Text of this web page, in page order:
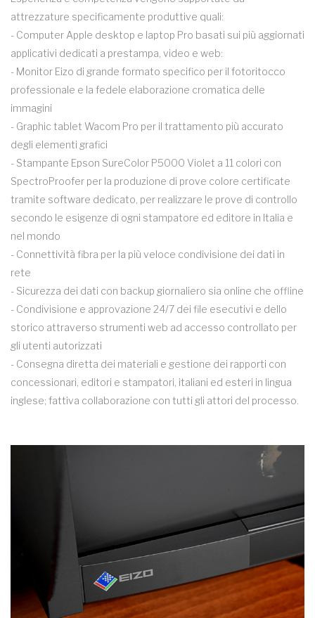
attrezzature specificamente produttive quali:
- Computer Apple desktop e laptop Pro basati sui più aggiornati
applicativi dedicati a prestampa, video e web:
- Monitor Eizo di grande formato specifico per il fotoritocco
professionale e la fedele elaborazione cromatica delle
immagini
- Graphic tablet Wacom Pro per il trattamento più accurato
degli elementi grafici
- Stampante Epson SureColor P5000 Violet a 11 colori con
SpectroProofer per la produzione di prove colore certificate
tramite software dedicato, per realizzare le prove di controllo
secondo le esigenze di ogni stampatore ed editore in Italia e
nel mondo
- Connettività fibra per la più veloce condivisione dei dati in
rete
- Sicurezza dei dati con backup giornaliero sia online che offline
- Condivisione e approvazione 24/7 dei file esecutivi e dello
storico attraverso strumenti web ad accesso controllato per
gli utenti autorizzati
- Consegna diretta dei materiali e gestione dei rapporti con
concessionari, editori e stampatori, italiani ed esteri in lingua
inglese; fattiva collaborazione con tutti gli attori del processo.